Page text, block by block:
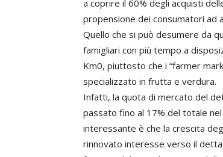
a coprire il 60% degli acquisti
propensione dei consumatori
Quello che si può desumere da
famigliari con più tempo a
Km0, piuttosto che i “farmer
specializzato in frutta e verdura.
Infatti, la quota di mercato del
passato fino al 17% del totale
interessante è che la crescita
rinnovato interesse verso il